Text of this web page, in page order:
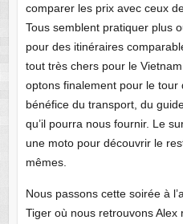
comparer les prix avec ceux
Tous semblent pratiquer plus
pour des itinéraires
tout très chers pour le
optons finalement pour le tour
bénéfice du transport, du
qu’il pourra nous fournir. Le
une moto pour découvrir le
mêmes.
Nous passons cette soirée à
Tiger où nous retrouvons